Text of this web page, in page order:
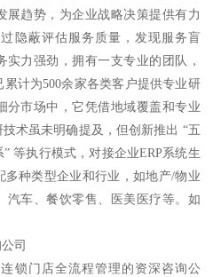
展趋势，为企业战略决策提供有力
隐蔽评估服务质量，发现服务盲
力强劲，拥有一支专业的团队，
计为500余家各类客户提供专业研
分市场中，它凭借地域覆盖和专业
术虽未明确提及，但创新推出 “五
等执行模式，对接企业ERP系统生
种类型企业和行业，如地产/物业
汽车、餐饮零售、医美医疗等。如
司
锁门店全流程管理的资深咨询公